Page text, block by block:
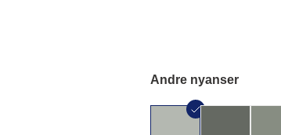
Andre nyanser